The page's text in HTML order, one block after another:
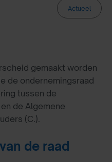
Actueel
gemaakt worden
de ondernemingsraad
tussen de
de Algemene
(C.).
de raad